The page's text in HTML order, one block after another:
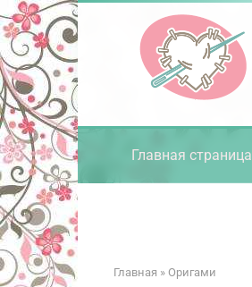
Перейти
к
контенту
Главная страница
Главная » Оригами